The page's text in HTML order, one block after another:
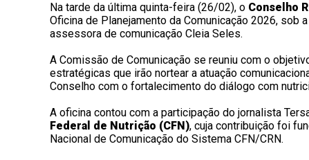
Na tarde da última quinta-feira (26/02), o Conselho
Oficina de Planejamento da Comunicação 2026, sob
assessora de comunicação Cleia Seles.
A Comissão de Comunicação se reuniu com o
estratégicas que irão nortear a atuação
Conselho com o fortalecimento do diálogo com
A oficina contou com a participação do jornalista
Federal de Nutrição (CFN), cuja contribuição foi
Nacional de Comunicação do Sistema CFN/CRN.